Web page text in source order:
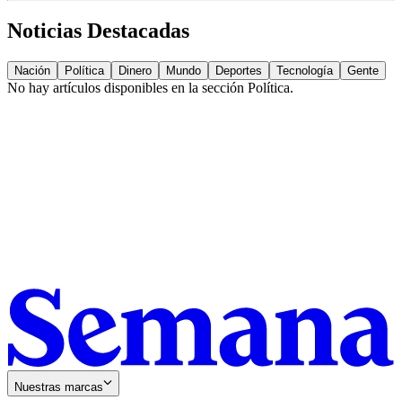
Noticias Destacadas
Nación Política Dinero Mundo Deportes Tecnología Gente
No hay artículos disponibles en la sección Política.
Nuestras marcas